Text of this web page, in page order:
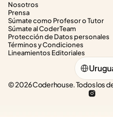
Nosotros
Prensa
Súmate como Profesor o Tutor
Súmate al CoderTeam
Protección de Datos personales
Términos y Condiciones
Lineamientos Editoriales
Select
© 2026 Coderhouse. Todos los